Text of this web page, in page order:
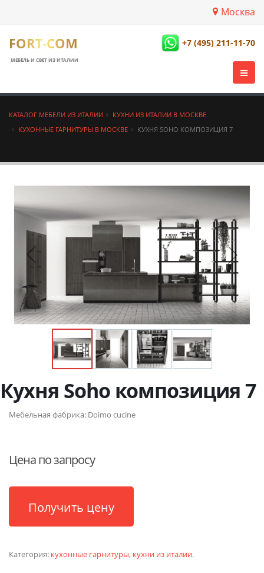
Москва
FORT-COM
МЕБЕЛЬ И СВЕТ ИЗ ИТАЛИИ
+7 (495) 211-11-70
КАТАЛОГ МЕБЕЛИ ИЗ ИТАЛИИ
КУХНИ ИЗ ИТАЛИИ В МОСКВЕ
КУХОННЫЕ ГАРНИТУРЫ В МОСКВЕ
КУХНЯ SOHO КОМПОЗИЦИЯ 7
Кухня Soho композиция 7
Мебельная фабрика: Doimo cucine
Цена по запросу
Получить цену
Категория: кухонные гарнитуры, кухни из италии.